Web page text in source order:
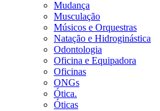
Mudança
Musculação
Músicos e Orquestras
Natação e Hidroginástica
Odontologia
Oficina e Equipadora
Oficinas
ONGs
Ótica.
Óticas